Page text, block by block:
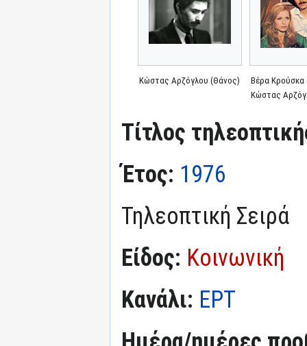
Κώστας Αρζόγλου (Θάνος)
Βέρα Κρούσκα
Κώστας
Τίτλος
Έτος: 1976
Τηλεοπτική Σειρά
Είδος: Κοινωνική
Κανάλι: ΕΡΤ